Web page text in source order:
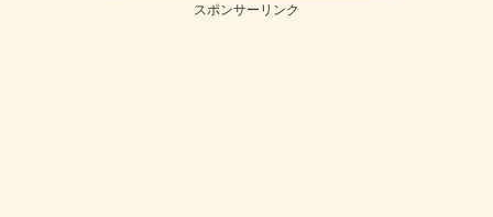
スポンサーリンク